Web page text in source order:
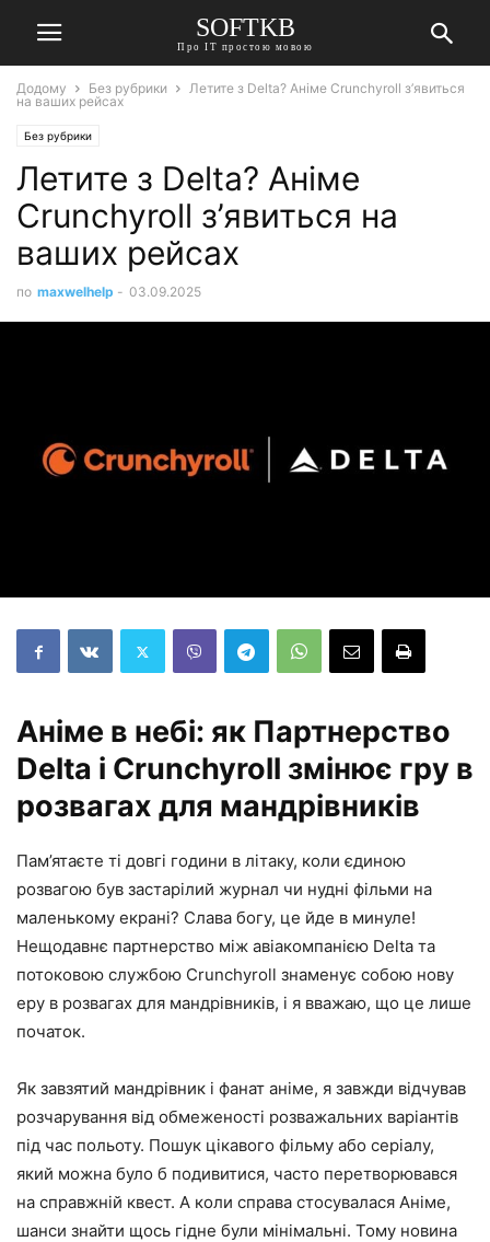
SOFTKB
Про ІТ простою мовою
Додому Без рубрики
Летите з Delta? Аніме Crunchyroll з’явиться
на ваших рейсах
Без рубрики
Летите з Delta? Аніме
Crunchyroll з’явиться на
ваших рейсах
по maxwelhelp - 03.09.2025
Аніме в небі: як Партнерство
Delta і Crunchyroll змінює гру в
розвагах для мандрівників
Пам’ятаєте ті довгі години в літаку, коли єдиною
розвагою був застарілий журнал чи нудні фільми на
маленькому екрані? Слава богу, це йде в минуле!
Нещодавнє партнерство між авіакомпанією Delta та
потоковою службою Crunchyroll знаменує собою нову
еру в розвагах для мандрівників, і я вважаю, що це лише
початок.
Як завзятий мандрівник і фанат аніме, я завжди відчував
розчарування від обмеженості розважальних варіантів
під час польоту. Пошук цікавого фільму або серіалу,
який можна було б подивитися, часто перетворювався
на справжній квест. А коли справа стосувалася Аніме,
шанси знайти щось гідне були мінімальні. Тому новина